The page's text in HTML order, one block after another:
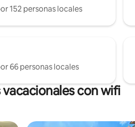
152 personas locales
66 personas locales
con wifi